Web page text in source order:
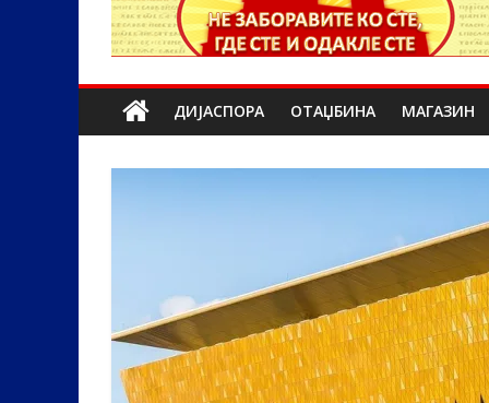
ДИЈАСПОРА ОТАЏБИНА МАГАЗИН